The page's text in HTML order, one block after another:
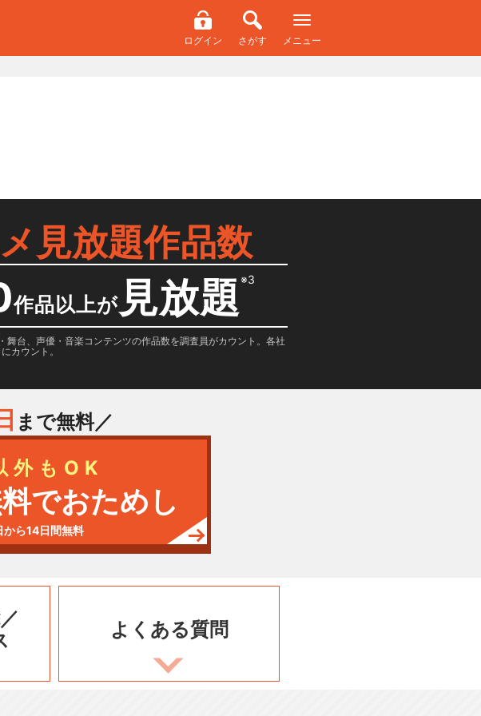
ログイン さがす メニュー
見放題作品数
作品以上が 見放題※3
台、声優・音楽コンテンツの作品数を調査員がカウント。各社
カウント。
まで無料／
外もOK
でおためし
ら14日間無料
よくある質問